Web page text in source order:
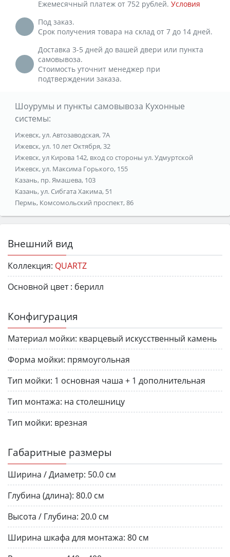
Ежемесячный платеж от 752 рублей. Условия
Под заказ.
Срок получения товара на склад от 7 до 14 дней.
Доставка 3-5 дней до вашей двери или пункта
самовывоза.
Стоимость уточнит менеджер при
подтверждении заказа.
Шоурумы и пункты самовывоза Кухонные
системы:
Ижевск, ул. Автозаводская, 7А
Ижевск, ул. 10 лет Октября, 32
Ижевск, ул Кирова 142, вход со стороны ул. Удмуртской
Ижевск, ул. Максима Горького, 155
Казань, пр. Ямашева, 103
Казань, ул. Сибгата Хакима, 51
Пермь, Комсомольский проспект, 86
Внешний вид
Коллекция: QUARTZ
Основной цвет : берилл
Конфигурация
Материал мойки: кварцевый искусственный камень
Форма мойки: прямоугольная
Тип мойки: 1 основная чаша + 1 дополнительная
Тип монтажа: на столешницу
Тип мойки: врезная
Габаритные размеры
Ширина / Диаметр: 50.0 см
Глубина (длина): 80.0 см
Высота / Глубина: 20.0 см
Ширина шкафа для монтажа: 80 см